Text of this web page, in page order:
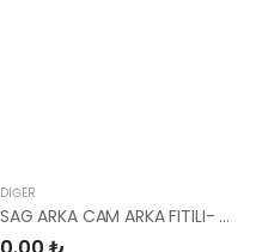
DIĞER
SAG ARKA CAM ARKA FITILI- 83520-22000-